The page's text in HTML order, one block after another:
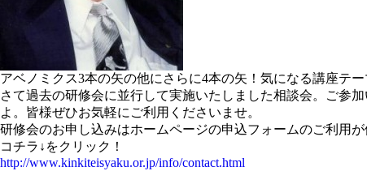
アベノミクス3本の矢の他にさらに4本の矢！気になる講座テ
さて過去の研修会に並行して実施いたしました相談会。ご参
よ。皆様ぜひお気軽にご利用くださいませ。
研修会のお申し込みはホームページの申込フォームのご利用が
コチラ↓をクリック！
http://www.kinkiteisyaku.or.jp/info/contact.html